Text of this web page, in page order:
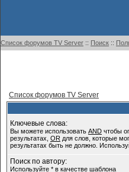
Список форумов TV Server :: Поиск ::
Список форумов TV Server
Ключевые слова:
Вы можете использовать AND чтобы
результатах, OR для слов, которые
результатах быть не должно.
Поиск по автору:
Используйте * в качестве шаблона